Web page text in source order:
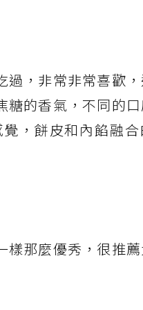
過，非常非常喜歡
糖的香氣，不同的
，餅皮和內餡融
樣那麼優秀，很推